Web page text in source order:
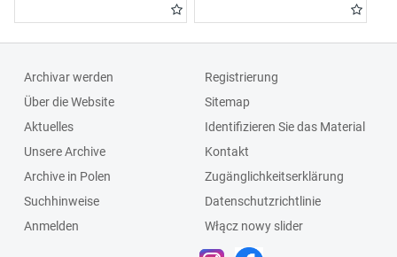
Archivar werden
Über die Website
Aktuelles
Unsere Archive
Archive in Polen
Suchhinweise
Anmelden
Registrierung
Sitemap
Identifizieren Sie das Material
Kontakt
Zugänglichkeitserklärung
Datenschutzrichtlinie
Włącz nowy slider